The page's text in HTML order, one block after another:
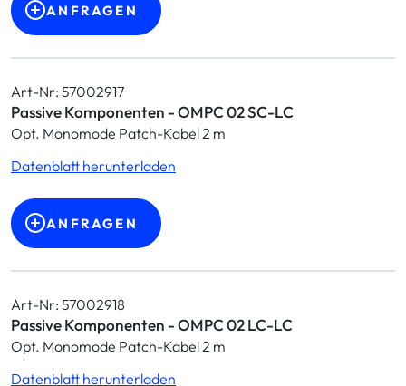
ANFRAGEN
Art-Nr: 57002917
Passive Komponenten - OMPC 02 SC-LC
Opt. Monomode Patch-Kabel 2 m
Datenblatt herunterladen
ANFRAGEN
Art-Nr: 57002918
Passive Komponenten - OMPC 02 LC-LC
Opt. Monomode Patch-Kabel 2 m
Datenblatt herunterladen